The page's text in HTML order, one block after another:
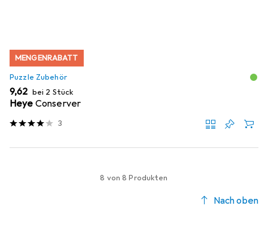
MENGENRABATT
Puzzle Zubehör
EUR
9,62 bei 2 Stück
Heye Conserver
3
8 von 8 Produkten
Nach oben